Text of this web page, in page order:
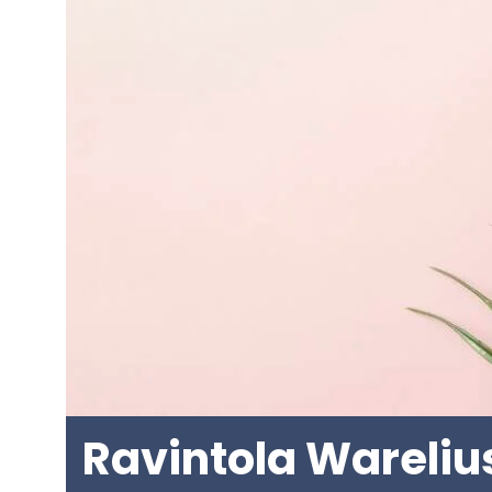
Ra­vin­to­la